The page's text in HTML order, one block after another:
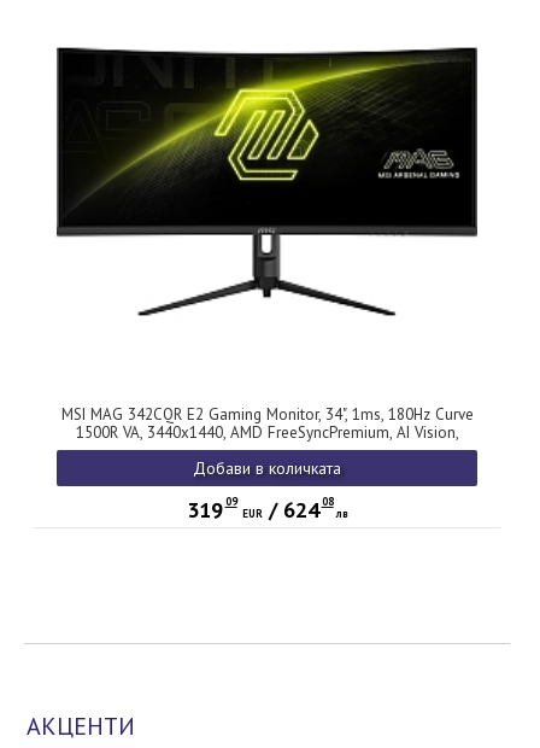
MSI MAG 342CQR E2 Gaming Monitor, 34", 1ms, 180Hz Curve
1500R VA, 3440x1440, AMD FreeSyncPremium, AI Vision,
Console Mode, HDR Ready, 300nits AG, 1.07B, 3000:1, 100M:1,
DP(1.4a), 2xHDMI(2.0b), Headphone out, Pivot, Heigh Adj.,
VESA 75, Black, 6.95kg
Добави в количката
319 09
EUR/ 624 08
лв
АКЦЕНТИ